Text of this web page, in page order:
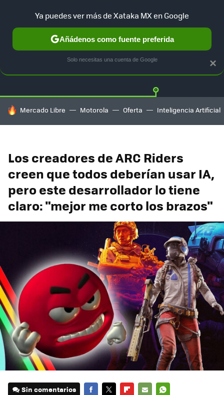
Twitter
HOY SE HABLA DE
Mercado Libre Motorola Oferta Inteligencia Artificial
Los creadores de ARC Riders
creen que todos deberían usar IA,
pero este desarrollador lo tiene
claro: "mejor me corto los brazos"
Sin comentarios
×
Ya puedes ver más de Xataka MX en Google
Añádenos como fuente preferida
Solo necesitas una cuenta de Google